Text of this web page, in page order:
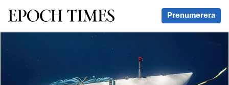
Svenska Epoch Times Prenumerera